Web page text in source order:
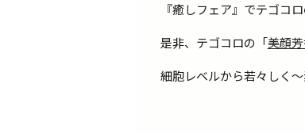
『癒しフェア』でテゴコ
是非、テゴコロの「美顔
細胞レベルから若々しく